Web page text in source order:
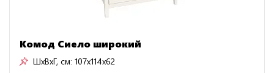
Комод Сиело широкий
ШxВxГ, см: 107x114x62